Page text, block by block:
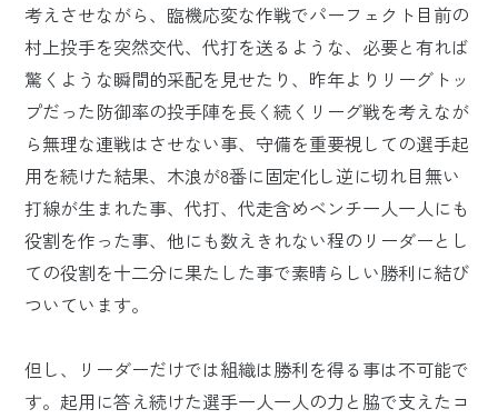
考えさせながら、臨機応変な作戦でパーフェクト目前の
村上投手を突然交代、代打を送るような、必要と有れば
驚くような瞬間的采配を見せたり、昨年よりリーグトッ
プだった防御率の投手陣を長く続くリーグ戦を考えなが
ら無理な連戦はさせない事、守備を重要視しての選手起
用を続けた結果、木浪が8番に固定化し逆に切れ目無い
打線が生まれた事、代打、代走含めベンチ一人一人にも
役割を作った事、他にも数えきれない程のリーダーとし
ての役割を十二分に果たした事で素晴らしい勝利に結び
ついています。
但し、リーダーだけでは組織は勝利を得る事は不可能で
す。起用に答え続けた選手一人一人の力と脇で支えたコ